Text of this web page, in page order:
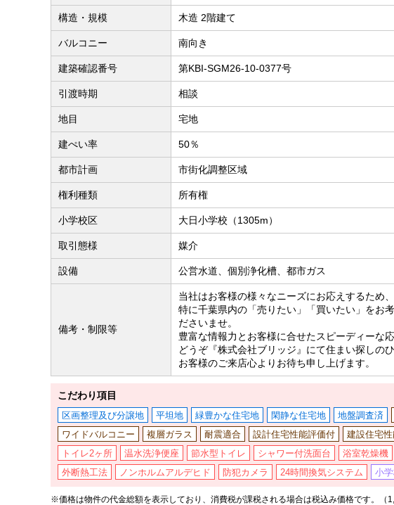
構造・規模 木造 2階建て
バルコニー 南向き
建築確認番号 第KBI-SGM26-10-0377号
引渡時期 相談
地目 宅地
建ぺい率 50％
都市計画 市街化調整区域
権利種類 所有権
小学校区 大日小学校（1305m）
取引態様 媒介
設備 公営水道、個別浄化槽、都市ガス
備考・制限等
当社はお客様の様々なニーズにお応えするため
特に千葉県内の「売りたい」「買いたい」をお
ださいませ。
豊富な情報力とお客様に合せたスピーディーな
どうぞ『株式会社ブリッジ』にて住まい探しの
お客様のご来店心よりお待ち申し上げます。
こだわり項目
区画整理及び分譲地 平坦地 緑豊かな住宅地 閑静な住宅地 地盤調査済
ワイドバルコニー
複層ガラス 耐震適合 設計住宅性能評価付 建設住宅
トイレ2ヶ所
温水洗浄便座 節水型トイレ シャワー付洗面台 浴室乾燥機
外断熱工法
ノンホルムアルデヒド 防犯カメラ 24時間換気システム 小
※価格は物件の代金総額を表示しており、消費税が課税される場合は税込み価格です。（